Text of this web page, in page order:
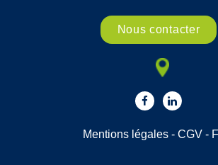
Nous contacter
Mentions légales - CGV -